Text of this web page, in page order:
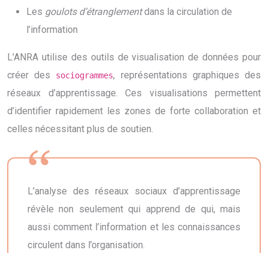
Les goulots d’étranglementdans la circulation de
l’information
L’ANRA utilise des outils de visualisation de données pour
créer des
sociogrammes, représentations graphiques des
réseaux d’apprentissage. Ces visualisations permettent
d’identifier rapidement les zones de forte collaboration et
celles nécessitant plus de soutien.
L’analyse des réseaux sociaux d’apprentissage
révèle non seulement qui apprend de qui, mais
aussi comment l’information et les connaissances
circulent dans l’organisation.